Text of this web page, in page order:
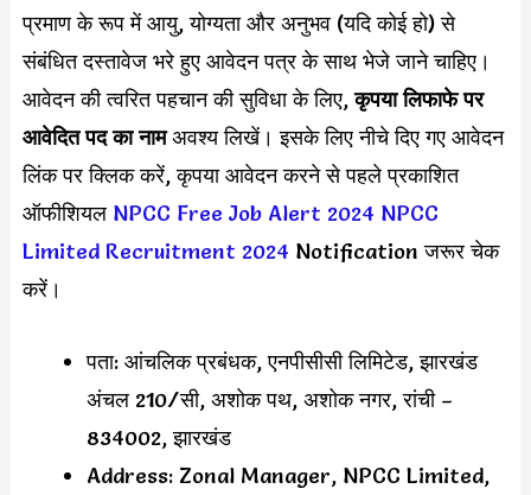
प्रमाण के रूप में आयु, योग्यता और अनुभव (यदि कोई हो) से
संबंधित दस्तावेज भरे हुए आवेदन पत्र के साथ भेजे जाने चाहिए।
आवेदन की त्वरित पहचान की सुविधा के लिए,कृपया लिफाफे पर
आवेदित पद का नामअवश्य लिखें। इसके लिए नीचे दिए गए आवेदन
लिंक पर क्लिक करें, कृपया आवेदन करने से पहले प्रकाशित
ऑफीशियल NPCC Free Job Alert 2024 NPCC
Limited Recruitment 2024 Notification जरूर चेक
करें।
पता: आंचलिक प्रबंधक, एनपीसीसी लिमिटेड, झारखंड
अंचल 210/सी, अशोक पथ, अशोक नगर, रांची –
834002, झारखंड
Address: Zonal Manager, NPCC Limited,